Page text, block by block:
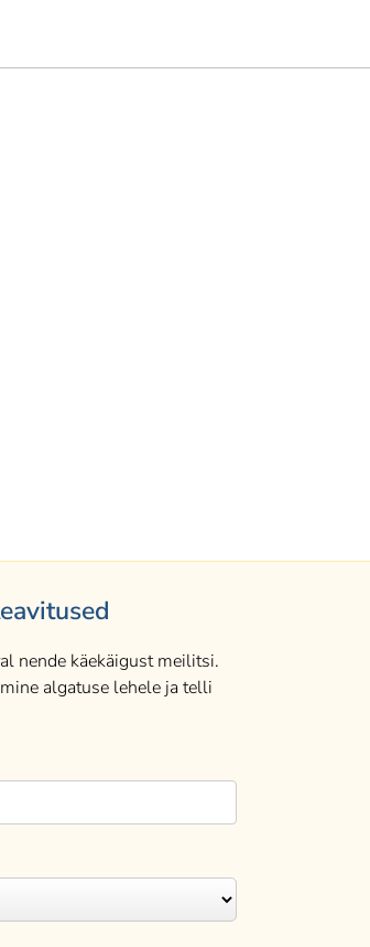
nende käekäigust meilitsi.
algatuse lehele ja telli